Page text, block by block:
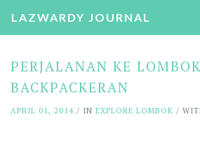
LAZWARDY JOURNAL
PERJALANAN KE
BACKPACKERAN
APRIL 01, 2014 / IN EXPLORE LOMBOK /